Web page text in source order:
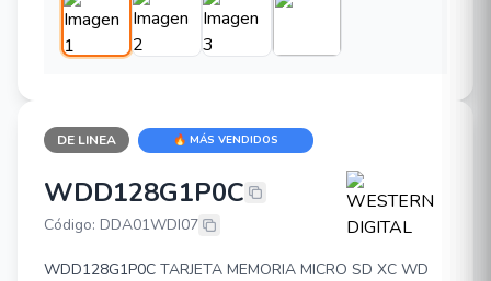
DE LINEA 🔥 MÁS VENDIDOS
WESTERN DIGITAL
WDD128G1P0C
Código: DDA01WDI07
WDD128G1P0C TARJETA MEMORIA MICRO SD XC WD